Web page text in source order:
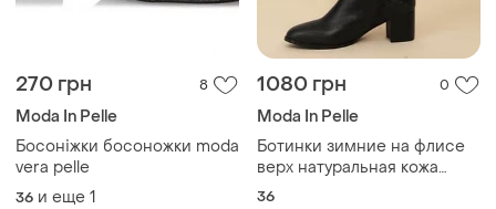
270 грн 8
Moda In Pelle
Босоніжки босоножки moda
vera pelle
36 и еще 1
1080 грн 0
Moda In Pelle
Ботинки зимние на флисе
верх натуральная кожа
нубук moda pelle
36